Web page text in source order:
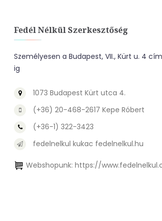
Fedél Nélkül Szerkesztőség
Személyesen a Budapest, VII., Kürt u. 4
ig
1073 Budapest Kürt utca 4.
(+36) 20-468-2617 Kepe Róbert
(+36-1) 322-3423
fedelnelkul kukac fedelnelkul.hu
Webshopunk: https://